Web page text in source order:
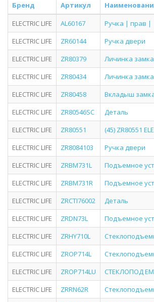
Бренд Артикул
ELECTRIC LIFE
AL60167
Ручка | прав |
ELECTRIC LIFE
ZR60144
Ручка двери
ELECTRIC LIFE
ZR80379
Личинка
ELECTRIC LIFE
ZR80434
Личинка
ELECTRIC LIFE
ZR80458
Вкладыш
ELECTRIC LIFE
ZR80546SC
Деталь
ELECTRIC LIFE
ZR80551
(45) ZR80551
ELECTRIC LIFE
ZR8084103
Ручка двери
ELECTRIC LIFE
ZRBM731L
Подъемное
ELECTRIC LIFE
ZRBM731R
Подъемное
ELECTRIC LIFE
ZRCTI76002
Деталь
ELECTRIC LIFE
ZRDN73L
Подъемное
ELECTRIC LIFE
ZRHY710L
ELECTRIC LIFE
ZROP714L
ELECTRIC LIFE
ZROP714LU
СТЕКЛОПОД
ELECTRIC LIFE
ZRRN62R